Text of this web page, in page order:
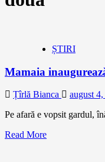
ȘTIRI
Mamaia
Țîrlă Bianca
august
Pe afară e vopsit gardul,
Read More